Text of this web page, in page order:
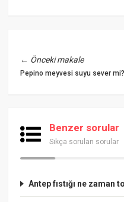
← Önceki makale
Pepino meyvesi suyu sever mi?
Benzer sorular
Sıkça sorulan sorular
Antep fıstığı ne zaman